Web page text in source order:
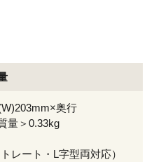
奥行
量＞0.33kg
レート・L字型両対応）